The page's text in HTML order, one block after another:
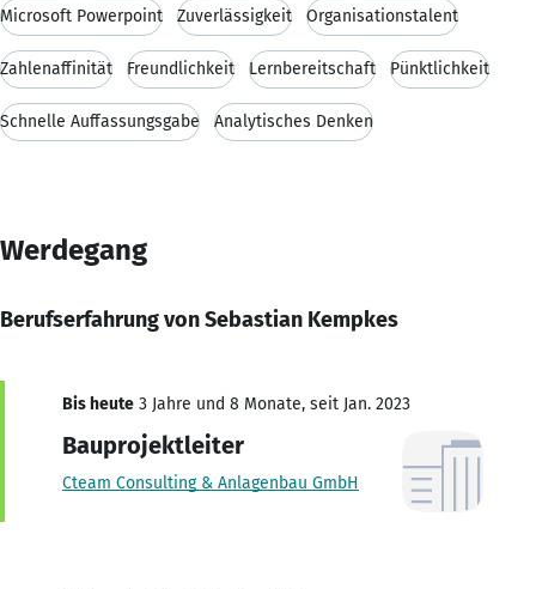
Microsoft Powerpoint Zuverlässigkeit Organisationstalent
Zahlenaffinität Freundlichkeit Lernbereitschaft Pünktlichkeit
Schnelle Auffassungsgabe Analytisches Denken
Werdegang
Berufserfahrung von Sebastian Kempkes
Bis heute 3 Jahre und 8 Monate, seit Jan. 2023
Bauprojektleiter
Cteam Consulting & Anlagenbau GmbH